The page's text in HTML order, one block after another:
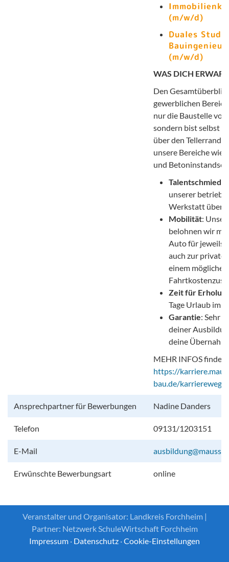
(m/w/d)
Duales
(m/w/d)
WAS DICH
Den
gewerblichen
nur die Baustelle
sondern bist selbst
über den Tellerrand
unsere Bereiche wie
und
Talentschmiede
unserer
Werkstatt über
Mobilität:
belohnen wir mit
Auto für jeweils
auch zur
einem
Zeit für
Tage Urlaub im
Garantie: Sehr
deiner
deine
MEHR INFOS
https://
bau.de/
Ansprechpartner für Bewerbungen Nadine Danders
Telefon 09131/1203151
E-Mail ausbildung@mauss-
Erwünschte Bewerbungsart online
Veranstalter und Organisator: Landkreis Forchheim |
Partner: Netzwerk SchuleWirtschaft Forchheim
Impressum · Datenschutz ·Cookie-Einstellungen